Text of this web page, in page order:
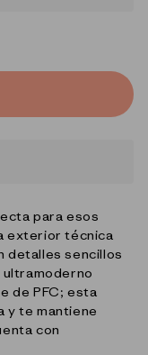
para esos
exterior técnica
detalles sencillos
de PFC; esta
y te mantiene
con